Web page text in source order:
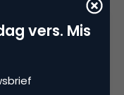
vers. Mis